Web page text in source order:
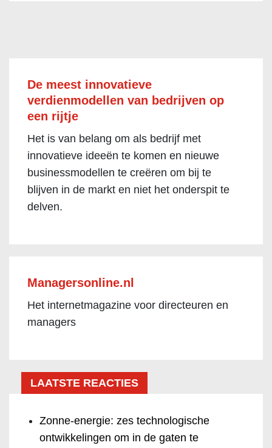
De meest innovatieve
verdienmodellen van bedrijven op
een rijtje
Het is van belang om als bedrijf met
innovatieve ideeën te komen en nieuwe
businessmodellen te creëren om bij te
blijven in de markt en niet het onderspit te
delven.
Managersonline.nl
Het internetmagazine voor directeuren en
managers
LAATSTE REACTIES
Zonne-energie: zes technologische
ontwikkelingen om in de gaten te